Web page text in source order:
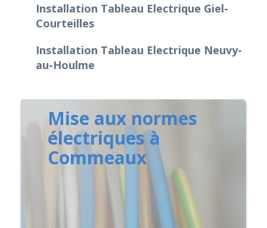
Installation Tableau Electrique Giel-
Courteilles
Installation Tableau Electrique Neuvy-
au-Houlme
Mise aux normes
électriques à
Commeaux